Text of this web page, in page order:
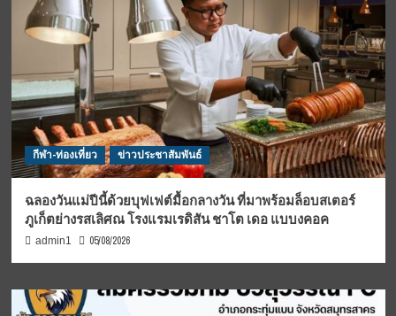
กีฬา-ท่องเที่ยว ข่าวประชาสัมพันธ์
ฉลองวันแม่ปีนี้ด้วยบุฟเฟต์มื้อกลางวัน ที่มาพร้อมล็อบสเตอร์
ภูเก็ตย่างรสเลิศณ โรงแรมเรดิสัน ชาโต เดอ แบบงคอค
admin1 05/08/2026